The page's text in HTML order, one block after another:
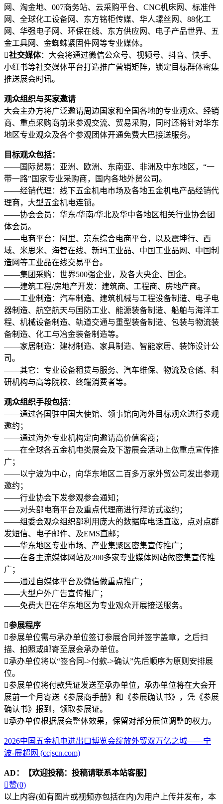
网、淘金地、007商务站、云采购平台、CNC机床网、标准件
网、全球化工设备网、东方铭柜传媒、华人螺丝网、88化工
网、华强电子网、环保在线、东方供应网、电子产品世界、五
金工具网、金蜘蛛紧固件网等专业媒体。
社交媒体：大会将通过微信公众号、视频号、抖音、快手、
小红书等社交媒体平台打造推广营销矩阵，锁定目标群体密集
推送展会时讯。
观众组织与买家邀请
大会主办方将广泛邀请周边国家和全国各地的专业观众、经销
商、重点采购商前来参观交流、贸易采购，同时还将针对华东
地区专业观众及各个参观团体开通免费大巴接送服务。
目标观众包括：
——国际贸易：亚洲、欧洲、东南亚、非洲及中东地区，“一
带一路”国家专业采购商，国内各地外贸公司。
——经销代理：线下五金机电市场及各地五金机电产品经销代
理商，大型五金机电连锁。
——协会会员：华东/华南/华北及华中各地区相关行业协会团
体会员。
——电商平台：阿里、京东综合电商平台，以及震坤行、西
域、米思米、海智在线、新玛工业品、中国工业品网、中国制
造网等工业品在线交易平台。
——集团采购：世界500强企业，及各大央企、国企。
——建筑工程/房地产开发：建筑商、工程商、房地产商。
——工业制造：汽车制造、建筑机械与工程设备制造、电子电
器制造、航空航天与国防工业、能源装备制造、船舶与海洋工
程、机械设备制造、轨道交通与重型装备制造、包装与物流装
备制造、化工与冶金装备制造等。
——家居制造：建材制造、家具制造、智能家居、装饰设计公
司。
——其它：专业设备租赁与服务、汽车维保、物流及仓储、科
研机构与高等院校、终端消费者等。
观众组织手段包括：
——通过各国驻中国大使馆、领事馆向海外目标观众进行参观
邀约；
——通过海外专业机构定向邀请高价值客商；
——在全球各五金机电类展会及下游展会活动上做重点宣传推
广；
——以宁波为中心，向华东地区二百多万家外贸公司发出参观
邀约；
——行业协会下发参观参会通知；
——对头部电商平台及重点代理商进行拜访式邀约；
——组委会观众组织部利用庞大的数据库电话直邀，点对点群
发短信、电子邮件、及EMS直邮；
——华东地区专业市场、产业集聚区密集宣传推广；
——在各主流媒体网站及200多家专业媒体网站做密集宣传推
广；
——通过自媒体平台及微信做重点推广；
——大型户外广告宣传推广；
——免费大巴在华东地区为专业观众开展接送服务。
参展程序
参展单位需与承办单位签订参展合同并签字盖章，之后扫
描、拍照或邮寄至展会承办单位。
承办单位将以“签合同->付款->确认”先后顺序为原则安排展
位。
参展单位将付款凭证发送至承办单位，承办单位将在大会开
展前一个月寄送《参展商手册》和《参展确认书》，凭《参展
确认书》报到，领取参展证。
承办单位根据展会整体效果，保留对部分展位调整的权力。
2026中国五金机电进出口博览会绽放外贸双万亿之城——宁
波-展超网 (ccjscn.com)
AD：
【欢迎投稿：投稿请联系本站客服】
赞(0)
以上内容(如有图片或视频亦包括在内)为用户上传并发布，本